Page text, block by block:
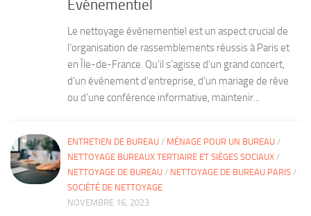
Événementiel
Le nettoyage événementiel est un aspect crucial de
l’organisation de rassemblements réussis à Paris et
en Île-de-France. Qu’il s’agisse d’un grand concert,
d’un événement d’entreprise, d’un mariage de rêve
ou d’une conférence informative, maintenir...
ENTRETIEN DE BUREAU / MÉNAGE POUR UN BUREAU /
NETTOYAGE BUREAUX TERTIAIRE ET SIÈGES SOCIAUX /
NETTOYAGE DE BUREAU / NETTOYAGE DE BUREAU PARIS /
SOCIÉTÉ DE NETTOYAGE
NOVEMBRE 16, 2023